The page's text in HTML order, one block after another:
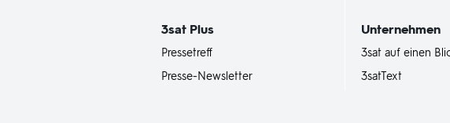
3satPlus
Pressetreff
Presse-Newsletter
Unternehmen
3sat auf einen
3satText